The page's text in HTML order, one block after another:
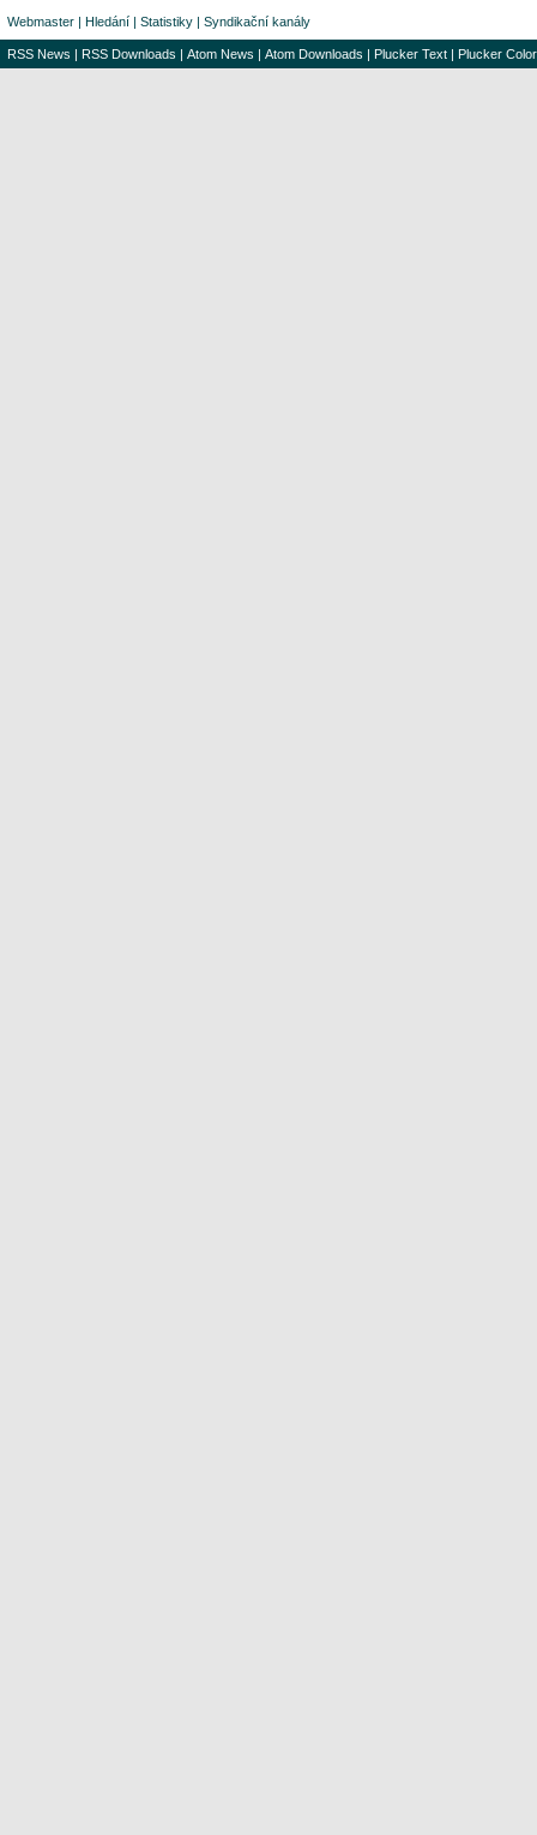
Webmaster | Hledání | Statistiky | Syndikační kanály
RSS News | RSS Downloads | Atom News | Atom Downloads | Plucker Text | Plucker Color